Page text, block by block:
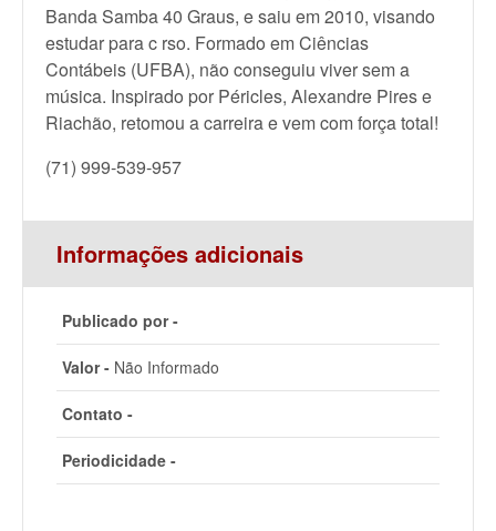
Banda Samba 40 Graus, e saiu em 2010, visando
estudar para c rso. Formado em Ciências
Contábeis (UFBA), não conseguiu viver sem a
música. Inspirado por Péricles, Alexandre Pires e
Riachão, retomou a carreira e vem com força total!
(71) 999-539-957
Informações adicionais
Publicado por -
Valor - Não Informado
Contato -
Periodicidade -